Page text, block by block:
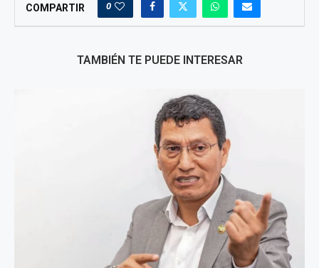
COMPARTIR 0
TAMBIÉN TE PUEDE INTERESAR